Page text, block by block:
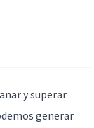
y superar
generar